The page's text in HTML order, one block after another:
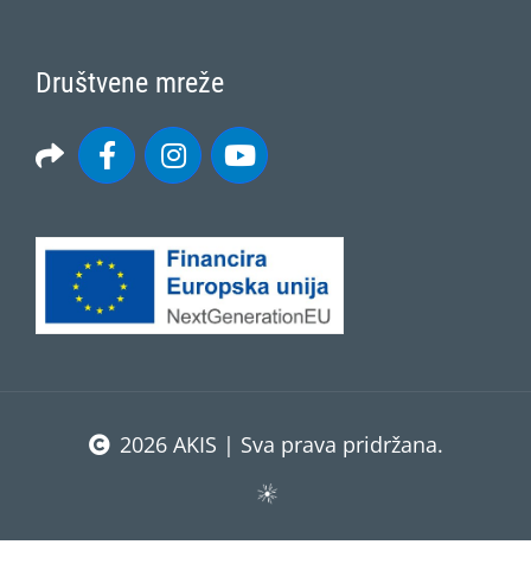
Društvene mreže
2026 AKIS | Sva prava pridržana.